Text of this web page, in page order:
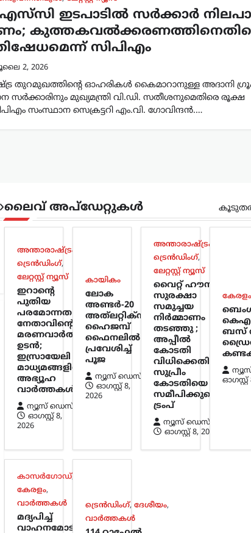
ഇടപാടിൽ സർക്കാർ
സിപിഎം
2, 2026
തുറമുഖത്തിന്റെ ഓഹരികൾ കൈമാറാനുള്ള അദാനി
സർക്കാരിനും മുഖ്യമന്ത്രി വി.ഡി. സതീശനുമെതിരെ രൂക്ഷ
സംസ്ഥാന സെക്രട്ടറി എം.വി. ഗോവിന്ദൻ.…
ലൈവ് അപ്‌ഡേറ്റുകൾ
അന്താരാഷ്ട്രം
ട്രെൻഡിംഗ്,
ലേറ്റസ്റ്റ് ന്യൂസ്
ഇറാന്റെ
പുതിയ
പരമോന്നത
നേതാവിന്റെ
മരണവാർത്ത
ഉടൻ;
ഇസ്രായേലി
മാധ്യമങ്ങളിൽ
അഭ്യൂഹ
വാർത്തകൾ
ന്യൂസ് ഡെസ്ക്
ഓഗസ്റ്റ്‌ 8,
2026
കായികം
ലോക
അണ്ടർ-20
അത്‌ലറ്റിക്സ്:
ഹൈജമ്പ്
ഫൈനലിൽ
പ്രവേശിച്ച്
പൂജ
ന്യൂസ് ഡെസ്ക്
ഓഗസ്റ്റ്‌ 8,
2026
അന്താരാഷ്ട്രം
ട്രെൻഡിംഗ്,
ലേറ്റസ്റ്റ് ന്യൂസ്
വൈറ്റ് ഹൗസ്
സുരക്ഷാ
സമുച്ചയ
നിർമ്മാണം
തടഞ്ഞു ;
അപ്പീൽ
കോടതി
വിധിക്കെതിരെ
സുപ്രീം
കോടതിയെ
സമീപിക്കുമെന്ന്
ട്രംപ്
ന്യൂസ് ഡെസ്ക്
ഓഗസ്റ്റ്‌ 8, 2026
കേരളം
ബസ്
ഓഗസ്റ്റ്‌
കാസർഗോഡ്,
കേരളം,
വാർത്തകൾ
മദ്യപിച്ച്
വാഹനമോടിച്ചു;
ട്രെൻഡിംഗ്, ദേശീയം,
വാർത്തകൾ